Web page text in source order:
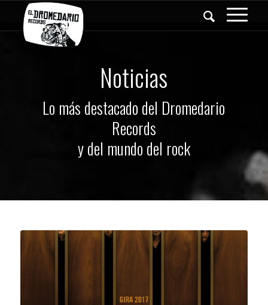
Noticias
Lo más destacado del Dromedario
Records
y del mundo del rock